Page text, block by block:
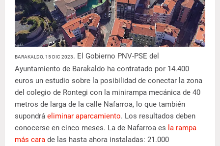
BARAKALDO, 15 DIC 2023. El Gobierno PNV-PSE del
Ayuntamiento de Barakaldo ha contratado por 14.400
euros un estudio sobre la posibilidad de conectar la zona
del colegio de Rontegi con la minirampa mecánica de 40
metros de larga de la calle Nafarroa, lo que también
supondrá eliminar aparcamiento. Los resultados deben
conocerse en cinco meses. La de Nafarroa es la rampa
más cara de las hasta ahora instaladas: 21.000